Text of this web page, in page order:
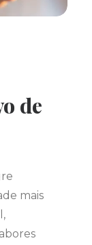
de
mais